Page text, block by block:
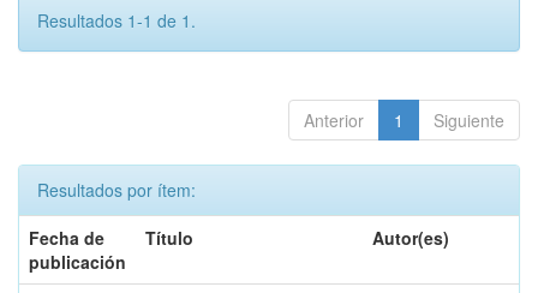
Resultados 1-1 de 1.
Anterior 1 Siguiente
Resultados por ítem:
Fecha de
publicación
Título Autor(es)